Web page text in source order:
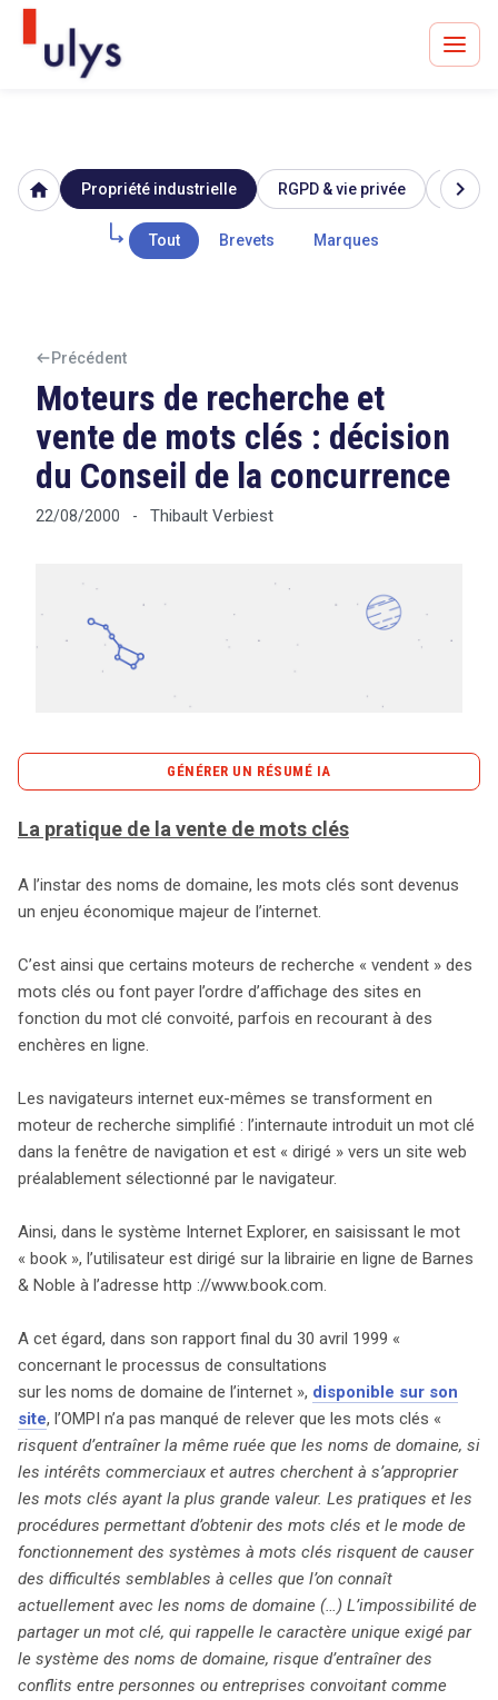
Avocats à Paris & Bruxelles
Leader en droit de l'innovation depuis 30 ans
Tout sur le RGPD
Tout sur le droit de l'innovation
home Propriété industrielle RGPD & vie privée
Tout Brevets Marques
chevron_right
Précédent
Moteurs de recherche et
vente de mots clés : décision
du Conseil de la concurrence
22/08/2000 - Thibault Verbiest
GÉNÉRER UN RÉSUMÉ IA
économique crucial sur Internet, semblable à la question
des noms de domaine. De nombreux moteurs de
ajustent l’ordre d’affichage des sites en fonction de leur
valeur, souvent par le biais d’enchères. Cette dynamique
soulève des préoccupations quant à la concurrence, car
les entreprises rivalisent pour s’approprier les mots clés
pourrait engendrer des conflits, notamment lorsque des
marques convoitent des mots communs. Une décision
du Conseil français de la concurrence, rendue le 9 juin
2000, a examiné ces enjeux. Une entreprise a accusé des
ayant payé pour leur visibilité. Toutefois, le Conseil a
conclu qu’il n’y avait pas d’abus de position dominante,
soulignant que les moteurs de recherche ne sont pas
d’accès à l’information existent. Ainsi, bien que la vente
de mots clés puisse sembler anticoncurrentielle, le
Conseil a estimé que les moteurs de recherche ne
jouissent pas d’une position dominante sur le marché.
Cependant, il a mis en garde contre la possibilité qu’un
accord pour un référencement exclusif soit jugé anti-
concurrentiel, laissant le débat ouvert sur l’éthique de
ces pratiques.
La pratique de la vente de mots clés
A l’instar des noms de domaine, les mots clés sont devenus
un enjeu économique majeur de l’internet.
C’est ainsi que certains moteurs de recherche « vendent » des
mots clés ou font payer l’ordre d’affichage des sites en
fonction du mot clé convoité, parfois en recourant à des
enchères en ligne.
Les navigateurs internet eux-mêmes se transforment en
moteur de recherche simplifié : l’internaute introduit un mot clé
dans la fenêtre de navigation et est « dirigé » vers un site web
préalablement sélectionné par le navigateur.
Ainsi, dans le système Internet Explorer, en saisissant le mot
« book », l’utilisateur est dirigé sur la librairie en ligne de Barnes
& Noble à l’adresse http ://www.book.com.
A cet égard, dans son rapport final du 30 avril 1999 «
concernant le processus de consultations
sur les noms de domaine de l’internet », disponible sur son
site, l’OMPI n’a pas manqué de relever que les mots clés «
risquent d’entraîner la même ruée que les noms de domaine, si
les intérêts commerciaux et autres cherchent à s’approprier
les mots clés ayant la plus grande valeur. Les pratiques et les
procédures permettant d’obtenir des mots clés et le mode de
fonctionnement des systèmes à mots clés risquent de causer
des difficultés semblables à celles que l’on connaît
actuellement avec les noms de domaine (…) L’impossibilité de
partager un mot clé, qui rappelle le caractère unique exigé par
le système des noms de domaine, risque d’entraîner des
conflits entre personnes ou entreprises convoitant comme